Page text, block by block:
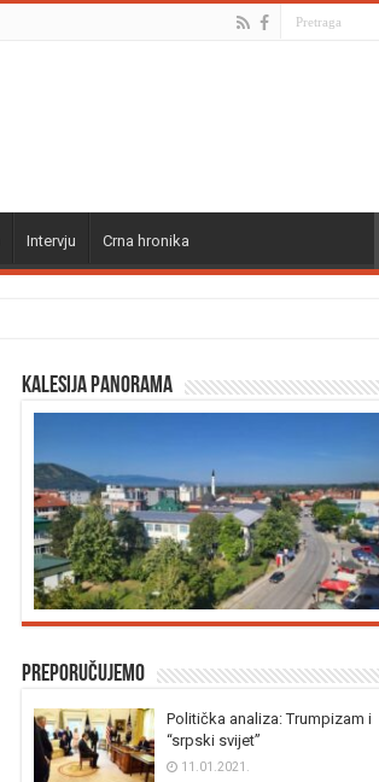
Intervju Crna hronika
Kalesija panorama
Preporučujemo
Politička analiza: Trumpizam i
“srpski svijet”
11.01.2021.